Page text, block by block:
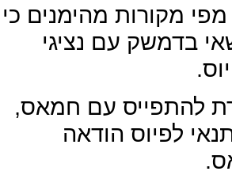
ב-29 בספטמבר מפי מקורות מהימנים כי
בדמשק עם נציגי
להתפייס עם חמאס,
לפיוס הודאה